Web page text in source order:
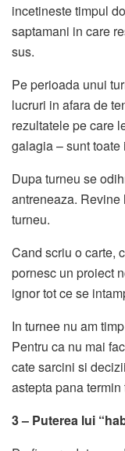
incetineste timpul
saptamani in care
sus.
Pe perioada unui
lucruri in afara de
rezultatele pe care
galagia – sunt
Dupa turneu se
antreneaza. Revine
turneu.
Cand scriu o carte,
pornesc un proiect
ignor tot ce se
In turnee nu am
Pentru ca nu mai
cate sarcini si
astepta pana termin
3 – Puterea lui